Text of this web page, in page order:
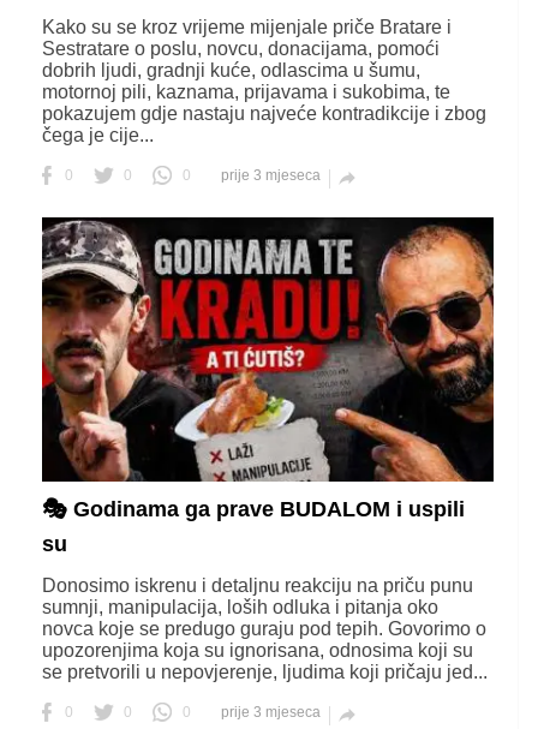
Kako su se kroz vrijeme mijenjale priče Bratare i
Sestratare o poslu, novcu, donacijama, pomoći
dobrih ljudi, gradnji kuće, odlascima u šumu,
motornoj pili, kaznama, prijavama i sukobima, te
pokazujem gdje nastaju najveće kontradikcije i zbog
čega je cije...
0 0 0 prije 3 mjeseca 
🎭 Godinama ga prave BUDALOM i uspili
su
Donosimo iskrenu i detaljnu reakciju na priču punu
sumnji, manipulacija, loših odluka i pitanja oko
novca koje se predugo guraju pod tepih. Govorimo o
upozorenjima koja su ignorisana, odnosima koji su
se pretvorili u nepovjerenje, ljudima koji pričaju jed...
0 0 0 prije 3 mjeseca 